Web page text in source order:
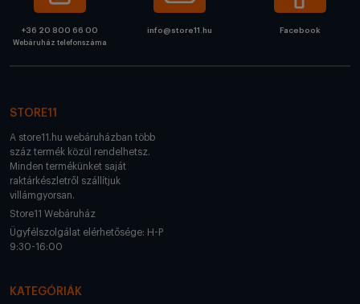
+36 20 800 66 00
Webáruház telefonszáma
info@store11.hu Facebook
STORE11
A store11.hu webáruházban több
száz termék közül rendelhetsz.
Minden termékünket saját
raktárkészletről szállítjuk
villámgyorsan.
Store11 Webáruház
Ügyfélszolgálat elérhetősége: H-P
9:30-16:00
KATEGÓRIÁK